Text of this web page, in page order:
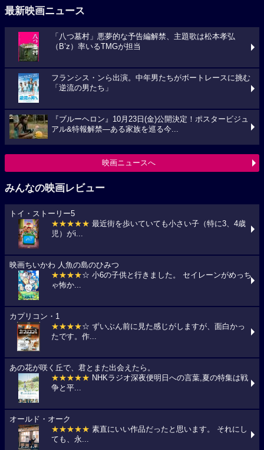
最新映画ニュース
「八つ墓村」悪夢的な予告編解禁、主題歌は松本孝弘
（B’z）率いるTMGが担当
フランシス・ンら出演。中年男たちがボートレースに挑む
「逆流の男たち」
『ブルーヘロン』10月23日(金)公開決定！ポスタービジュ
アル&特報解禁―ある家族を巡る今...
映画ニュースへ
みんなの映画レビュー
トイ・ストーリー5
★★★★★ 最近街を歩いていても小さい子（特に3、4歳
児）がi...
映画ちいかわ 人魚の島のひみつ
★★★★☆ 小6の子供と行きました。 セイレーンがめっち
ゃ怖か...
カプリコン・1
★★★★☆ ずいぶん前に見た感じがしますが、面白かっ
たです。作...
あの花が咲く丘で、君とまた出会えたら。
★★★★★ NHKラジオ深夜便明日への言葉,夏の特集は戦
争と平...
オールド・オーク
★★★★★ 素直にいい作品だったと思います。 それにし
ても、永...